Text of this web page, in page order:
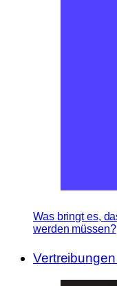
Was bringt es,
werden müssen?